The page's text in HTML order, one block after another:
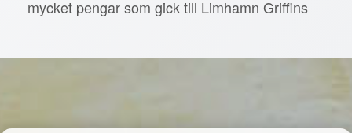
mycket pengar som gick till Limhamn Griffins